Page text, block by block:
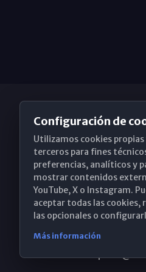
Obispado
Santa María,
(+34) 952 224
Configuración de
Utilizamos cookies propias
terceros para fines
preferencias, analíticos y
mostrar contenidos
YouTube, X o Instagram.
aceptar todas las cookies,
las opcionales o
Más información